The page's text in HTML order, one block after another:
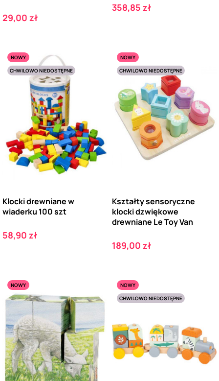
Cena
29,00 zł
Cena
358,85 zł
NOWY
CHWILOWO NIEDOSTĘPNE
Klocki drewniane w
wiaderku 100 szt
Cena
58,90 zł
NOWY
CHWILOWO NIEDOSTĘPNE
Kształty sensoryczne
klocki dzwiękowe
drewniane Le Toy Van
Cena
189,00 zł
NOWY
NOWY
CHWILOWO NIEDOSTĘPNE